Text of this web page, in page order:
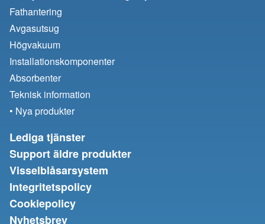
Fathantering
Avgasutsug
Högvakuum
Installationskomponenter
Absorbenter
Teknisk information
• Nya produkter
Lediga tjänster
Support äldre produkter
Visselblåsarsystem
Integritetspolicy
Cookiepolicy
Nyhetsbrev